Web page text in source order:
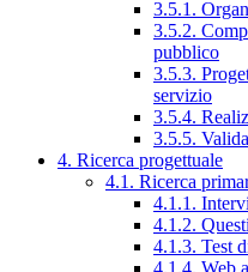
3.5.1.
3.5.2.
pubblico
3.5.3.
servizio
3.5.4.
3.5.5.
4. Ricerca progettuale
4.1. Ricerca
4.1.1.
4.1.2.
4.1.3. Test
4.1.4. Web